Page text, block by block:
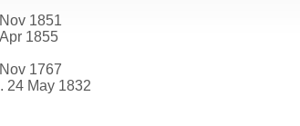
1851
1855
1767
24 May 1832